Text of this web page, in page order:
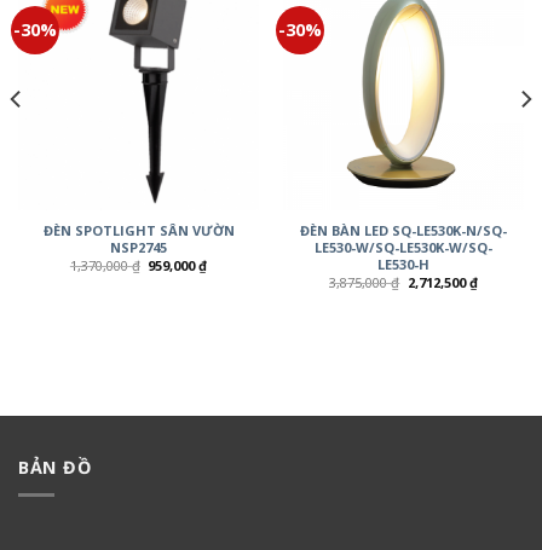
-30%
ĐÈN SPOTLIGHT SÂN VƯỜN
NSP2745
1,370,000₫ 959,000₫
-30%
ĐÈN BÀN LED SQ-LE530K-N/SQ-
LE530-W/SQ-LE530K-W/SQ-
LE530-H
3,875,000₫ 2,712,500₫
BẢN ĐỒ